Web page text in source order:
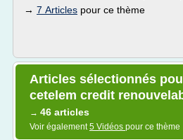
→ 7 Articles pour ce thème
Articles sélectionnés
cetelem credit
→ 46 articles
Voir également5 Vidéos pour ce thème